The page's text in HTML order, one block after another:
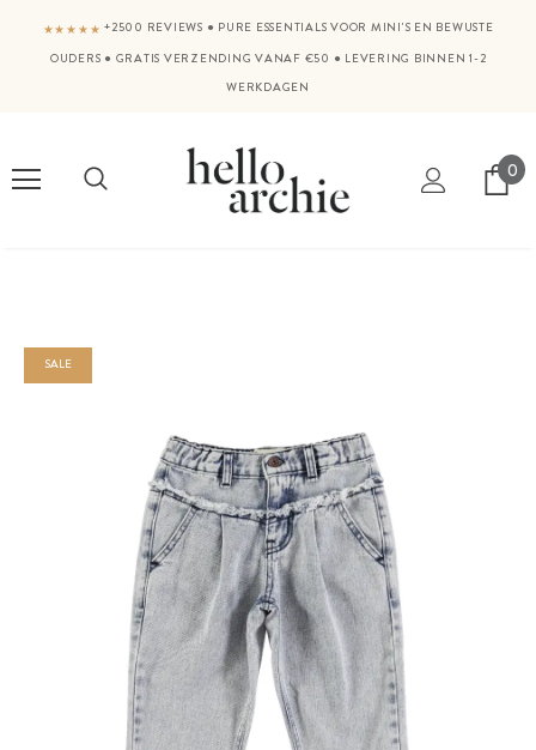
★★★★★ +2500 REVIEWS ● PURE ESSENTIALS VOOR MINI'S EN BEWUSTE
OUDERS ● GRATIS VERZENDING VANAF €50 ● LEVERING BINNEN 1-2
WERKDAGEN
0
SALE